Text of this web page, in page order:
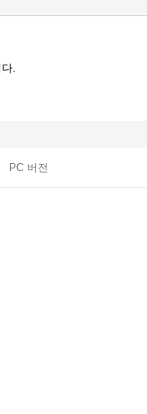
.
PC 버전